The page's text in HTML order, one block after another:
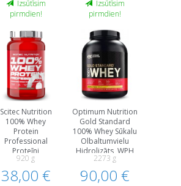
Izsūtīsim
pirmdien!
Izsūtīsim
pirmdien!
Scitec Nutrition
100% Whey
Protein
Professional
Proteīni
920 g
38,00 €
Optimum Nutrition
Gold Standard
100% Whey Sūkalu
Olbaltumvielu
Hidrolizāts, WPH
Proteīni
2273 g
90,00 €